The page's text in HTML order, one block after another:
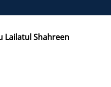
Lailatul Shahreen